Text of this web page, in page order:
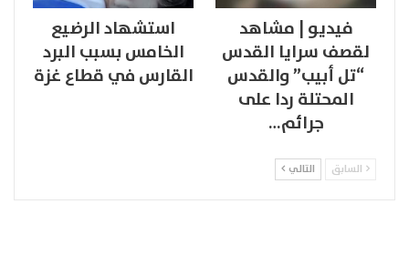
فيديو | مشاهد
لقصف سرايا القدس
“تل أبيب” والقدس
المحتلة ردا على
جرائم…
استشهاد الرضيع
الخامس بسبب البرد
القارس في قطاع غزة
السابق التالي